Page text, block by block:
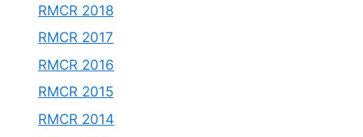
RMCR 2018
RMCR 2017
RMCR 2016
RMCR 2015
RMCR 2014